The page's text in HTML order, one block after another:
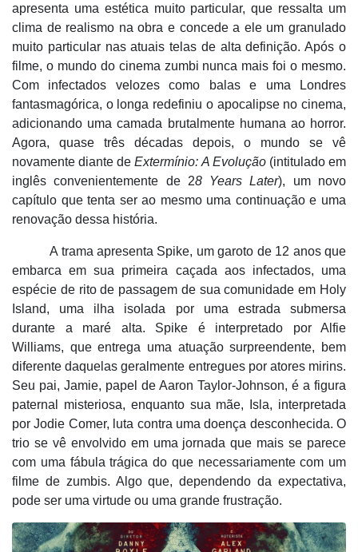
apresenta uma estética muito particular, que ressalta um
clima de realismo na obra e concede a ele um granulado
muito particular nas atuais telas de alta definição. Após o
filme, o mundo do cinema zumbi nunca mais foi o mesmo.
Com infectados velozes como balas e uma Londres
fantasmagórica, o longa redefiniu o apocalipse no cinema,
adicionando uma camada brutalmente humana ao horror.
Agora, quase três décadas depois, o mundo se vê
novamente diante deExtermínio: A Evolução(intitulado em
inglês convenientemente de 28 Years Later), um novo
capítulo que tenta ser ao mesmo uma continuação e uma
renovação dessa história.
A trama apresenta Spike, um garoto de 12 anos que
embarca em sua primeira caçada aos infectados, uma
espécie de rito de passagem de sua comunidade em Holy
Island, uma ilha isolada por uma estrada submersa
durante a maré alta. Spike é interpretado por Alfie
Williams, que entrega uma atuação surpreendente, bem
diferente daquelas geralmente entregues por atores mirins.
Seu pai, Jamie, papel de Aaron Taylor-Johnson, é a figura
paternal misteriosa, enquanto sua mãe, Isla, interpretada
por Jodie Comer, luta contra uma doença desconhecida. O
trio se vê envolvido em uma jornada que mais se parece
com uma fábula trágica do que necessariamente com um
filme de zumbis. Algo que, dependendo da expectativa,
pode ser uma virtude ou uma grande frustração.